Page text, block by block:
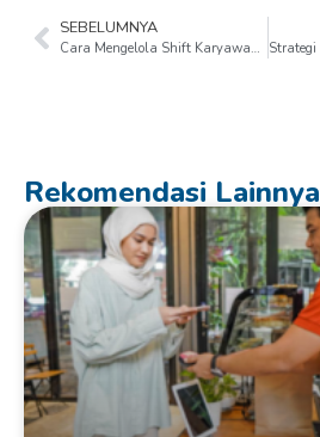
SEBELUMNYA
Cara Mengelola Shift Karyawan agar Operasional Tetap Stabil
Rekomendasi Lainnya